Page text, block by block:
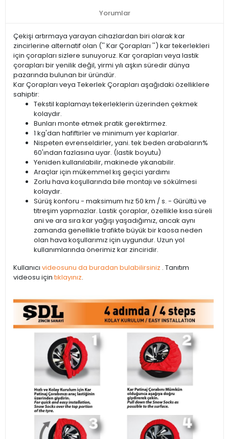
Yorumlar
Çekişi artırmaya yarayan cihazlardan biri olarak kar
zincirlerine alternatif olan ('' Kar Çorapları '') kar tekerlekleri
için çorapları sizlere sunuyoruz. Kar çorapları veya lastik
çorapları bir yenilik değil, yirmi yılı aşkın süredir dünya
pazarında bulunan bir üründür.
Kar Çorapları veya Tekerlek Çorapları aşağıdaki özelliklere
sahiptir:
Tekstil kaplamayı tekerleklerin üzerinden çekmek
kolaydır.
Bunları monte etmek pratik gerektirmez.
1 kg'dan hafiftirler ve minimum yer kaplarlar.
Nispeten evrenseldirler, yani. tek beden arabaların%
60'ından fazlasına uyar. (lastik boyutu)
Yeniden kullanılabilir, makinede yıkanabilir.
Araçlar için mükemmel kış geçici yardımı
Zorlu hava koşullarında bile montajı ve sökülmesi
kolaydır.
Sürüş konforu - maksimum hız 50 km / s. - Gürültü ve
titreşim yapmazlar. Lastik çoraplar, özellikle kısa süreli
ani ve ara sıra kar yağışı yaşadığımız, ancak aynı
zamanda genellikle trafikte büyük bir kaosa neden
olan hava koşullarımız için uygundur. Uzun yol
kullanımlarında önerimiz kar zinciridir.
Kullanıcı videosunu da buradan bulabilirsiniz . Tanıtım
videosu için tıklayınız.